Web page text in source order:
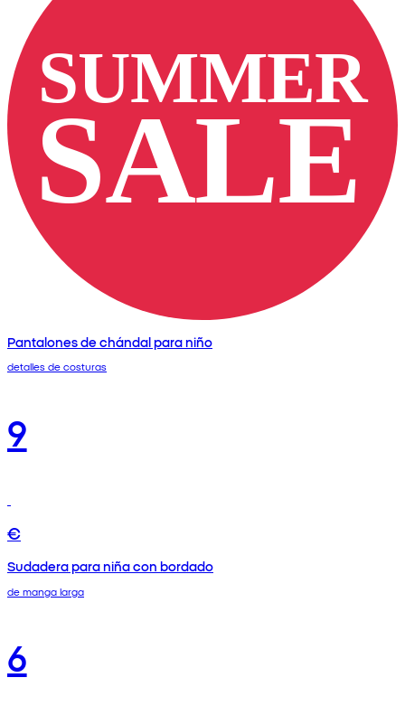
Pantalones de chándal para niño
detalles de costuras
9
€
Sudadera para niña con bordado
de manga larga
6